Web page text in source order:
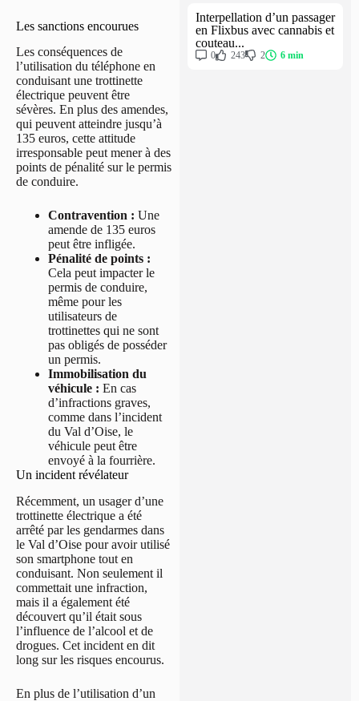
Les sanctions encourues
Les conséquences de
l’utilisation du téléphone en
conduisant une trottinette
électrique peuvent être
sévères. En plus des amendes,
qui peuvent atteindre jusqu’à
135 euros, cette attitude
irresponsable peut mener à des
points de pénalité sur le permis
de conduire.
Contravention : Une
amende de 135 euros
peut être infligée.
Pénalité de points :
Cela peut impacter le
permis de conduire,
même pour les
utilisateurs de
trottinettes qui ne sont
pas obligés de posséder
un permis.
Immobilisation du
véhicule : En cas
d’infractions graves,
comme dans l’incident
du Val d’Oise, le
véhicule peut être
envoyé à la fourrière.
Un incident révélateur
Récemment, un usager d’une
trottinette électrique a été
arrêté par les gendarmes dans
le Val d’Oise pour avoir utilisé
son smartphone tout en
conduisant. Non seulement il
commettait une infraction,
mais il a également été
découvert qu’il était sous
l’influence de l’alcool et de
drogues. Cet incident en dit
long sur les risques encourus.
En plus de l’utilisation d’un
Interpellation d’un passager
en Flixbus avec cannabis et
couteau...
0 243 2 6 min